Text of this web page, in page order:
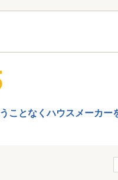
ことなくハウスメーカ